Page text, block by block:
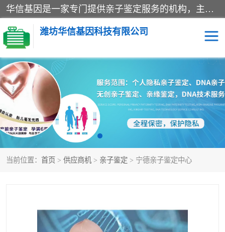
华信基因是一家专门提供亲子鉴定服务的机构，主要业务：济南亲子鉴定、临沂亲子鉴定、菏泽亲子鉴定、淄博亲子鉴定、青岛亲子鉴定、日照亲子鉴定、临朐亲子鉴定、寿光亲子鉴定等，联合广州、上海、北京、深圳、杭州、武汉、成都、合肥、贵阳、沈阳等地区有法医物证鉴定机构及基因检测公司，为国内外客户提供便捷的DNA鉴定服务。
潍坊华信基因科技有限公司
当前位置： 首页 > 供应商机 > 亲子鉴定 > 宁德亲子鉴定中心
亲子鉴定 DNA亲子鉴定
隐私亲子鉴定 无创亲子鉴定
孕期亲子鉴定